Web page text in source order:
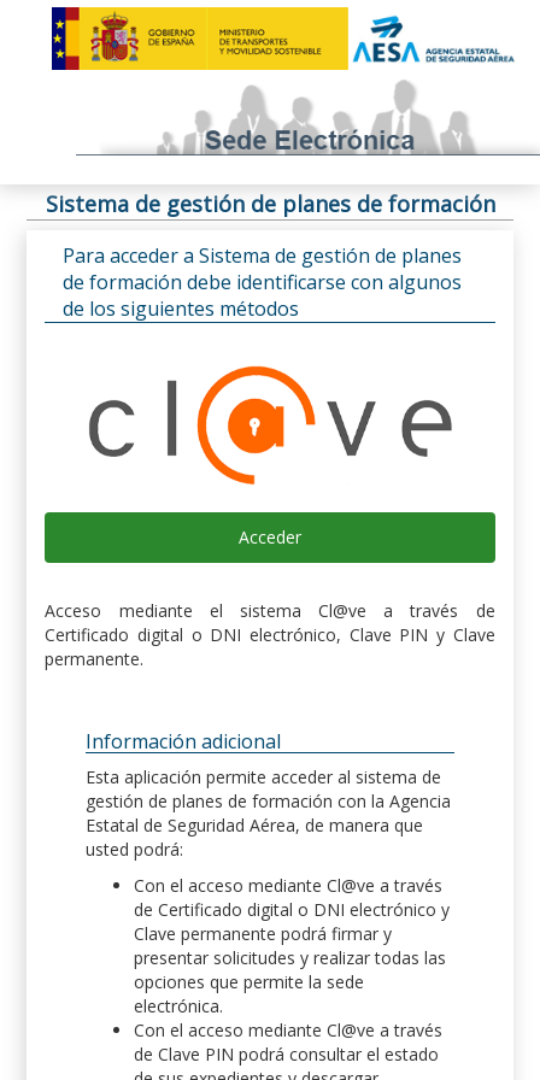
Sistema de gestión de planes de formación
Para acceder a Sistema de gestión de planes
de formación debe identificarse con algunos
de los siguientes métodos
Acceder
Acceso mediante el sistema Cl@ve a través de
Certificado digital o DNI electrónico, Clave PIN y Clave
permanente.
Información adicional
Esta aplicación permite acceder al sistema de
gestión de planes de formación con la Agencia
Estatal de Seguridad Aérea, de manera que
usted podrá:
Con el acceso mediante Cl@ve a través
de Certificado digital o DNI electrónico y
Clave permanente podrá firmar y
presentar solicitudes y realizar todas las
opciones que permite la sede
electrónica.
Con el acceso mediante Cl@ve a través
de Clave PIN podrá consultar el estado